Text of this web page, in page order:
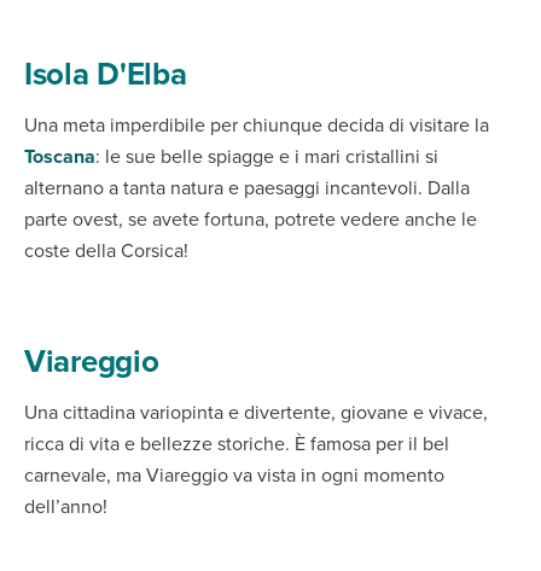
Isola D'Elba
Una meta imperdibile per chiunque decida di visitare la
Toscana: le sue belle spiagge e i mari cristallini si
alternano a tanta natura e paesaggi incantevoli. Dalla
parte ovest, se avete fortuna, potrete vedere anche le
coste della Corsica!
Viareggio
Una cittadina variopinta e divertente, giovane e vivace,
ricca di vita e bellezze storiche. È famosa per il bel
carnevale, ma Viareggio va vista in ogni momento
dell’anno!